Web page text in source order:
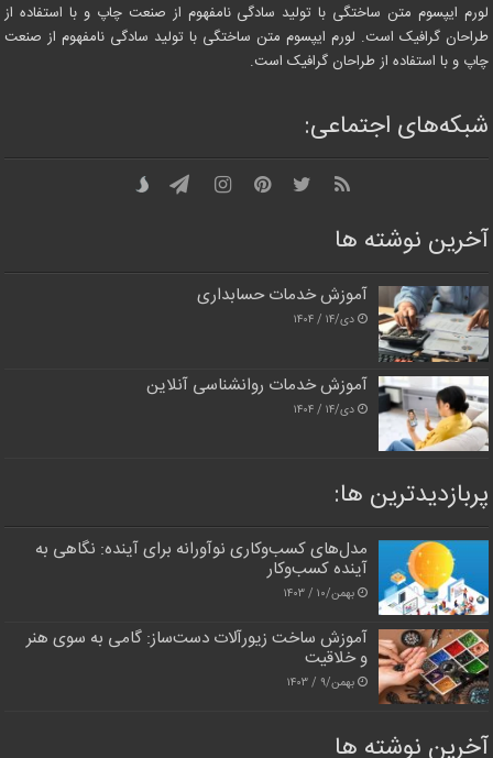
لورم ایپسوم متن ساختگی با تولید سادگی نامفهوم از صنعت چاپ و با استفاده از
طراحان گرافیک است. لورم ایپسوم متن ساختگی با تولید سادگی نامفهوم از صنعت
چاپ و با استفاده از طراحان گرافیک است.
شبکه‌های اجتماعی:
آخرین نوشته ها
آموزش خدمات حسابداری
دی/۱۴ / ۱۴۰۴
آموزش خدمات روانشناسی آنلاین
دی/۱۴ / ۱۴۰۴
پربازدیدترین‌ ها:
مدل‌های کسب‌وکاری نوآورانه برای آینده: نگاهی به
آینده کسب‌وکار
بهمن/۱۰ / ۱۴۰۳
آموزش ساخت زیورآلات دست‌ساز: گامی به سوی هنر
و خلاقیت
بهمن/۹ / ۱۴۰۳
آخرین نوشته ها